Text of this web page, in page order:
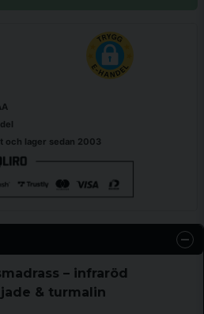
och lager sedan 2003
– infraröd
& turmalin